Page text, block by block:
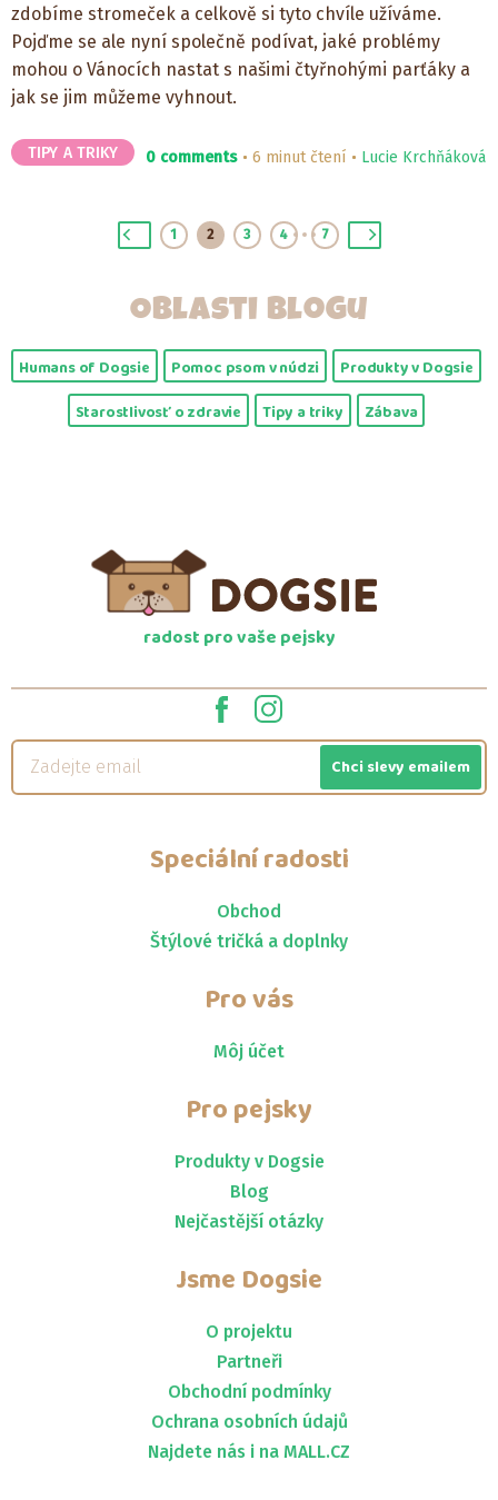
zdobíme stromeček a celkově si tyto chvíle užíváme.
Pojďme se ale nyní společně podívat, jaké problémy
mohou o Vánocích nastat s našimi čtyřnohými parťáky a
jak se jim můžeme vyhnout.
TIPY A TRIKY 0 comments 6 minut čtení Lucie Krchňáková
1 2 3 4 7
Oblasti blogu
Humans of Dogsie Pomoc psom v núdzi
Produkty v Dogsie
Starostlivosť o zdravie
Tipy a triky Zábava
radost pro vaše pejsky
Chci slevy emailem
Speciální radosti
Obchod
Štýlové tričká a doplnky
Pro vás
Môj účet
Pro pejsky
Produkty v Dogsie
Blog
Nejčastější otázky
Jsme Dogsie
O projektu
Partneři
Obchodní podmínky
Ochrana osobních údajů
Najdete nás i na MALL.CZ